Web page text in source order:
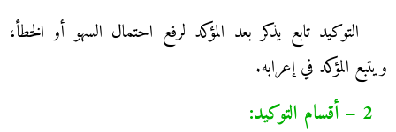
التوكيد تابع يذكر بعد المؤكد لرفع احتمال السهو أو الخطأ،
ويتبع المؤكد في إعرابه.
2 – أقسام التوكيد: